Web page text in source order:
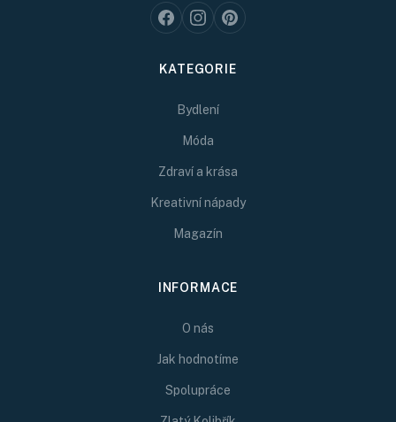
KATEGORIE
Bydlení
Móda
Zdraví a krása
Kreativní nápady
Magazín
INFORMACE
O nás
Jak hodnotíme
Spolupráce